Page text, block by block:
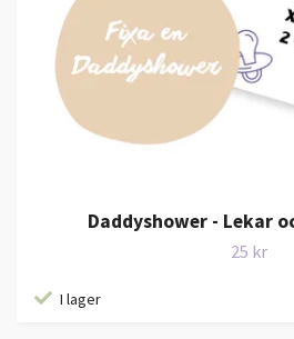
Daddyshower - Lekar
25 kr
I lager